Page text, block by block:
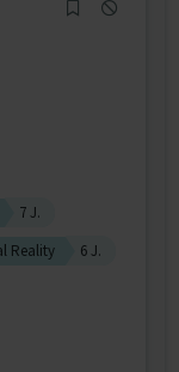
7 J.
Reality 6 J.